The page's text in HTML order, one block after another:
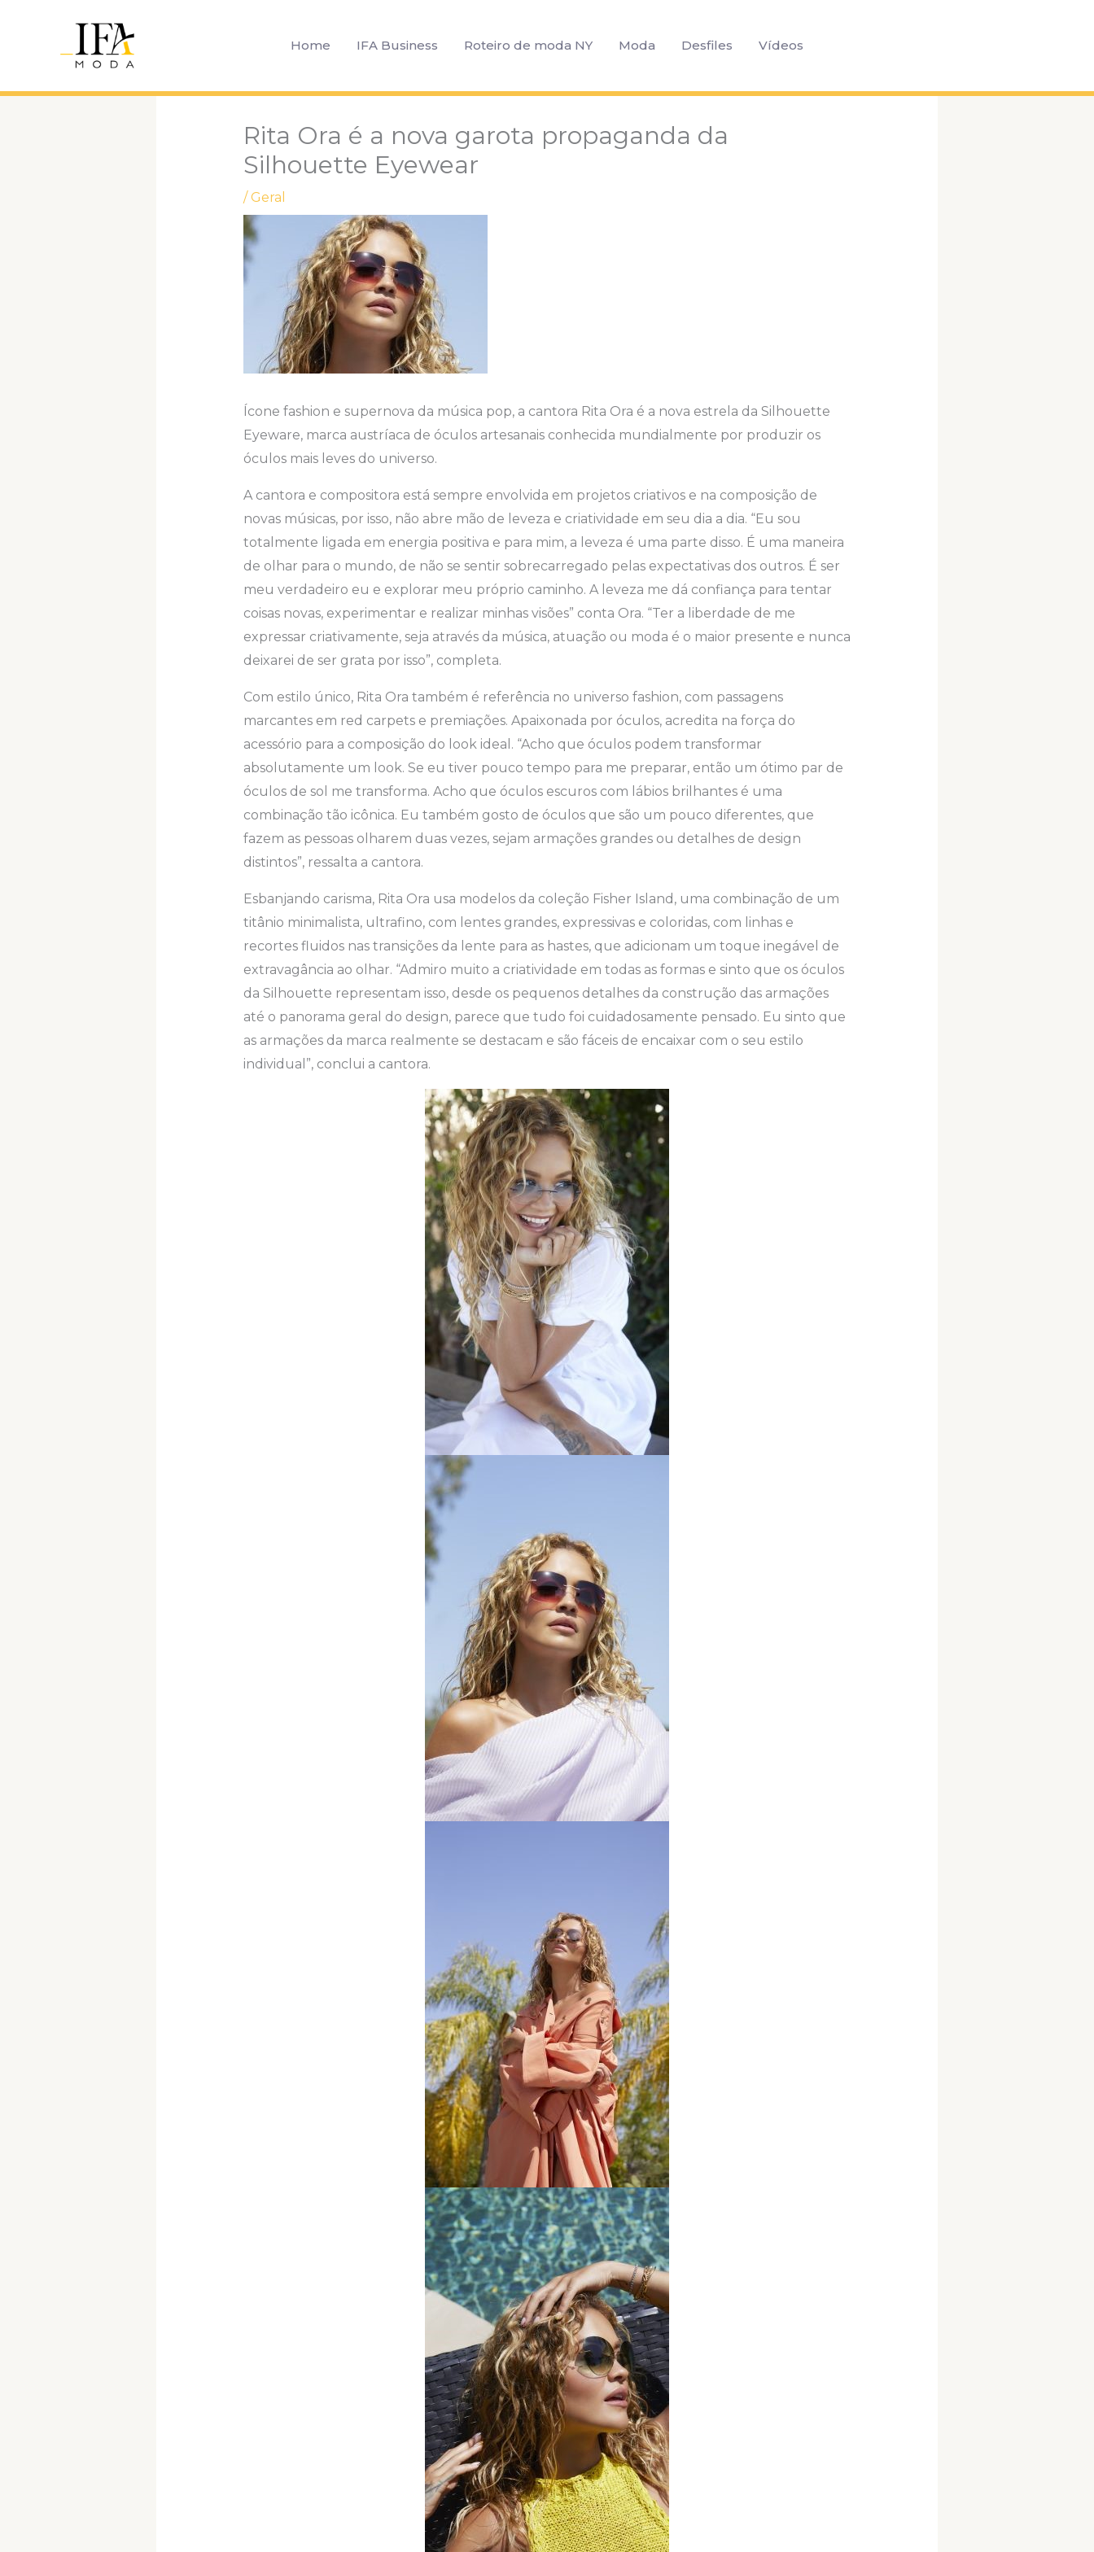
Home IFA Business Roteiro de moda NY Moda Desfiles Vídeos
Rita Ora é a nova garota propaganda da
Silhouette Eyewear
/ Geral
Ícone fashion e supernova da música pop, a cantora Rita Ora é a nova estrela da Silhouette
Eyeware, marca austríaca de óculos artesanais conhecida mundialmente por produzir os
óculos mais leves do universo.
A cantora e compositora está sempre envolvida em projetos criativos e na composição de
novas músicas, por isso, não abre mão de leveza e criatividade em seu dia a dia. “Eu sou
totalmente ligada em energia positiva e para mim, a leveza é uma parte disso. É uma maneira
de olhar para o mundo, de não se sentir sobrecarregado pelas expectativas dos outros. É ser
meu verdadeiro eu e explorar meu próprio caminho. A leveza me dá confiança para tentar
coisas novas, experimentar e realizar minhas visões” conta Ora. “Ter a liberdade de me
expressar criativamente, seja através da música, atuação ou moda é o maior presente e nunca
deixarei de ser grata por isso”, completa.
Com estilo único, Rita Ora também é referência no universo fashion, com passagens
marcantes em red carpets e premiações. Apaixonada por óculos, acredita na força do
acessório para a composição do look ideal. “Acho que óculos podem transformar
absolutamente um look. Se eu tiver pouco tempo para me preparar, então um ótimo par de
óculos de sol me transforma. Acho que óculos escuros com lábios brilhantes é uma
combinação tão icônica. Eu também gosto de óculos que são um pouco diferentes, que
fazem as pessoas olharem duas vezes, sejam armações grandes ou detalhes de design
distintos”, ressalta a cantora.
Esbanjando carisma, Rita Ora usa modelos da coleção Fisher Island, uma combinação de um
titânio minimalista, ultrafino, com lentes grandes, expressivas e coloridas, com linhas e
recortes fluidos nas transições da lente para as hastes, que adicionam um toque inegável de
extravagância ao olhar. “Admiro muito a criatividade em todas as formas e sinto que os óculos
da Silhouette representam isso, desde os pequenos detalhes da construção das armações
até o panorama geral do design, parece que tudo foi cuidadosamente pensado. Eu sinto que
as armações da marca realmente se destacam e são fáceis de encaixar com o seu estilo
individual”, conclui a cantora.